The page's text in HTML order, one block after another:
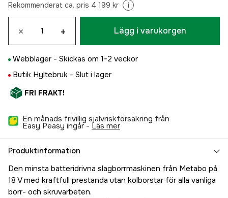
Rekommenderat ca. pris 4 199 kr i
× + Lägg i varukorgen
Webblager - Skickas om 1-2 veckor
Butik Hyltebruk - Slut i lager
FRI FRAKT!
En månads frivillig självriskförsäkring från
Easy Peasy ingår - läs mer
Produktinformation
Den minsta batteridrivna slagborrmaskinen från Metabo på
18 V med kraftfull prestanda utan kolborstar för alla vanliga
borr- och skruvarbeten.